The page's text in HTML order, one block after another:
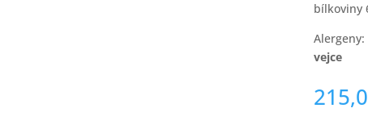
bílkoviny
Alergeny:
vejce